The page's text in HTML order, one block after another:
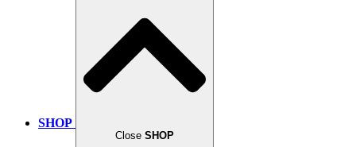
SHOP
Close SHOP